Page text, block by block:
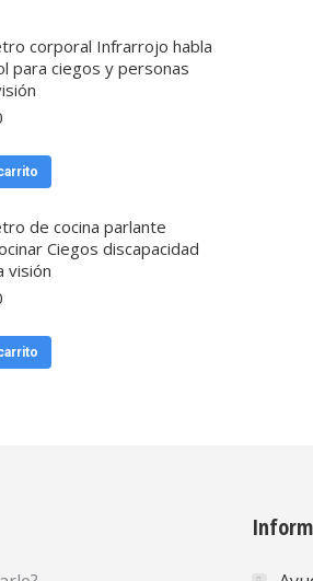
corporal Infrarrojo habla
para ciegos y personas
de cocina parlante
Ciegos discapacidad
visión